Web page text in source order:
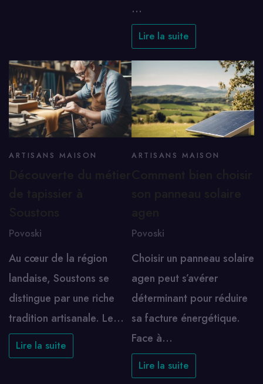
…
Lire la suite
ARTISANS MAISON
Povoski
Au cœur de la région
landaise, Soustons se
distingue par une riche
tradition artisanale. Le…
Lire la suite
ARTISANS MAISON
Povoski
Choisir un panneau solaire
agen peut s’avérer
déterminant pour réduire
sa facture énergétique.
Face à…
Lire la suite